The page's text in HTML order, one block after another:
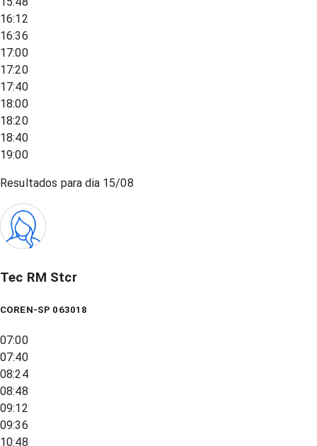
16:12
16:36
17:00
17:20
17:40
18:00
18:20
18:40
19:00
Resultados para dia 15/08
Tec RM Stcr
COREN-SP 063018
07:00
07:40
08:24
08:48
09:12
09:36
10:48